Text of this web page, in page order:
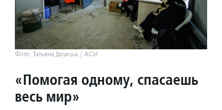
Фото: Татьяна Доукша / АСИ
«Помогая одному, спасаешь
весь мир»